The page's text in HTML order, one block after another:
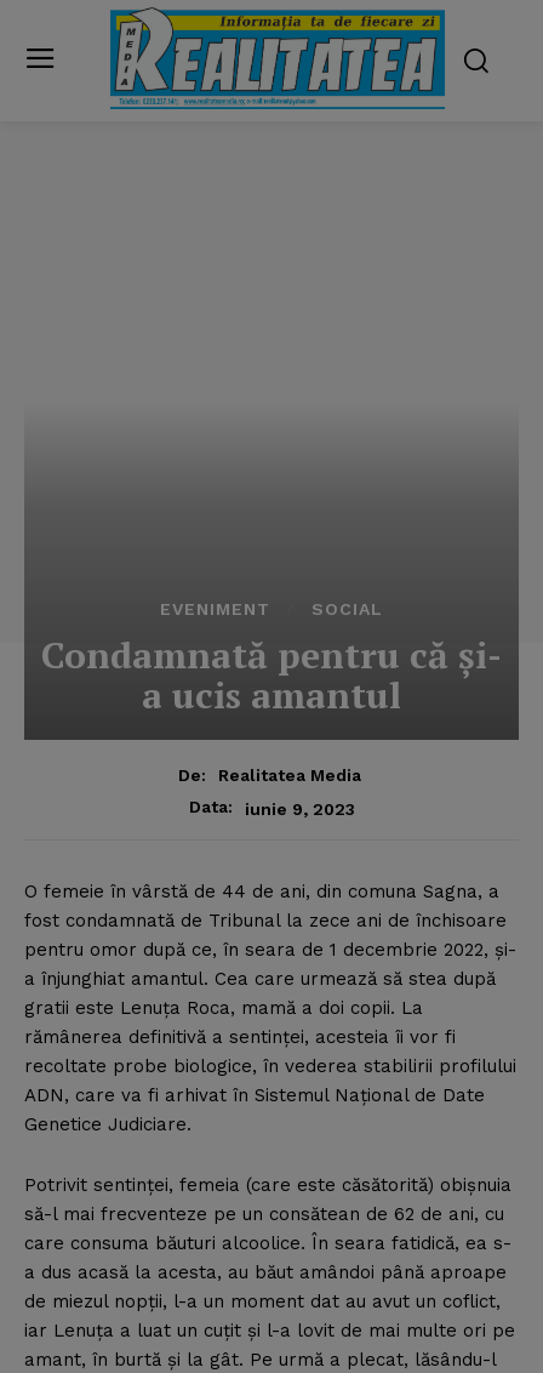
EVENIMENT SOCIAL
Condamnată pentru că şi-
a ucis amantul
De:
Realitatea Media
Data:
iunie 9, 2023
O femeie în vârstă de 44 de ani, din comuna Sagna, a
fost condamnată de Tribunal la zece ani de închisoare
pentru omor după ce, în seara de 1 decembrie 2022, şi-
a înjunghiat amantul. Cea care urmează să stea după
gratii este Lenuţa Roca, mamă a doi copii. La
rămânerea definitivă a sentinţei, acesteia îi vor fi
recoltate probe biologice, în vederea stabilirii profilului
ADN, care va fi arhivat în Sistemul Naţional de Date
Genetice Judiciare.
Potrivit sentinţei, femeia (care este căsătorită) obişnuia
să-l mai frecventeze pe un consătean de 62 de ani, cu
care consuma băuturi alcoolice. În seara fatidică, ea s-
a dus acasă la acesta, au băut amândoi până aproape
de miezul nopţii, l-a un moment dat au avut un coflict,
iar Lenuţa a luat un cuţit şi l-a lovit de mai multe ori pe
amant, în burtă şi la gât. Pe urmă a plecat, lăsându-l